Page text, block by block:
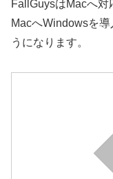
FallGuysはMacへ
MacへWindowsを
うになります。